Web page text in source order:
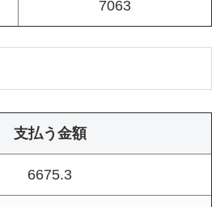
7063
支払う金額
6675.3